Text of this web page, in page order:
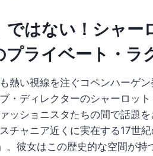
ではない！シャ
プライベート・ラ
熱い視線を注ぐコペンハーゲン
・ディレクターのシャーロッ
ッショニスタたちの間で話題
チャニア近くに実在する17世
。彼女はこの歴史的な空間が